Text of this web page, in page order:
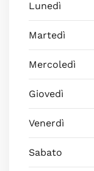
Lunedì
Martedì
Mercoledì
Giovedì
Venerdì
Sabato